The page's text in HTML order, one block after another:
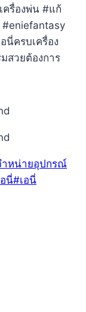
ครื่องพ่น #แก้
นี่ครบเครื่อง
สวยต้องการ
ำหน่ายอุปกรณ์
อนี่#เอนี่